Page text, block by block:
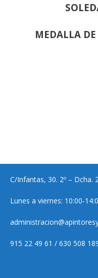
MEDALLA
C/Infantas, 30. 2º – Dcha.
Lunes a viernes: 10:00-
915 22 49 61 / 630 508